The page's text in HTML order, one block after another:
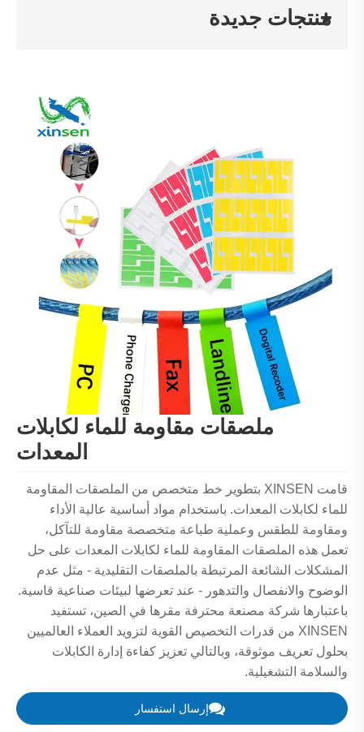
منتجات جديدة
ملصقات مقاومة للماء لكابلات
المعدات
قامت XINSEN بتطوير خط متخصص من الملصقات المقاومة
للماء لكابلات المعدات. باستخدام مواد أساسية عالية الأداء
ومقاومة للطقس وعملية طباعة متخصصة مقاومة للتآكل،
تعمل هذه الملصقات المقاومة للماء لكابلات المعدات على حل
المشكلات الشائعة المرتبطة بالملصقات التقليدية - مثل عدم
الوضوح والانفصال والتدهور - عند تعرضها لبيئات صناعية قاسية.
باعتبارها شركة مصنعة محترفة مقرها في الصين، تستفيد
XINSEN من قدرات التخصيص القوية لتزويد العملاء العالميين
بحلول تعريف موثوقة، وبالتالي تعزيز كفاءة إدارة الكابلات
والسلامة التشغيلية.
إرسال استفسار